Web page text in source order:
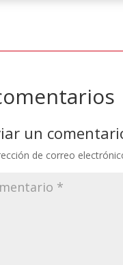
un
de correo